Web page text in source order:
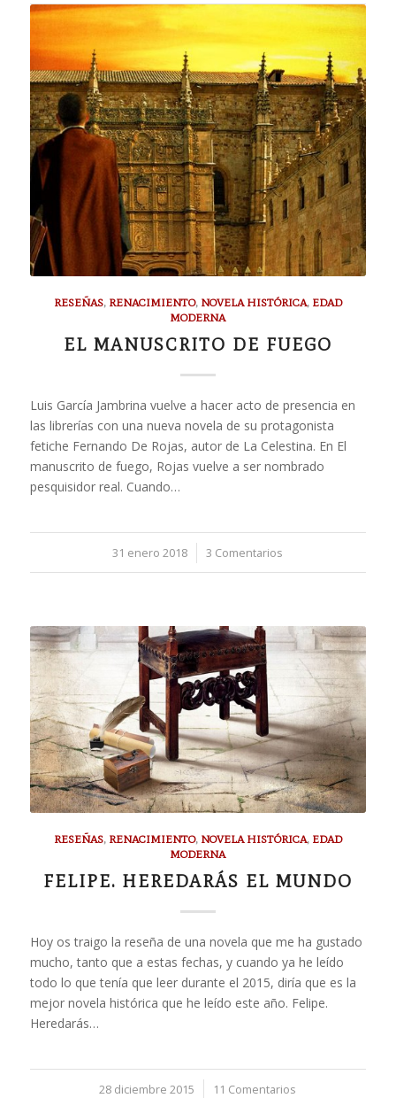
RESEÑAS, RENACIMIENTO, NOVELA HISTÓRICA, EDAD
MODERNA
EL MANUSCRITO DE FUEGO
Luis García Jambrina vuelve a hacer acto de presencia en
las librerías con una nueva novela de su protagonista
fetiche Fernando De Rojas, autor de La Celestina. En El
manuscrito de fuego, Rojas vuelve a ser nombrado
pesquisidor real. Cuando…
31 enero 2018
/ 3 Comentarios
RESEÑAS, RENACIMIENTO, NOVELA HISTÓRICA, EDAD
MODERNA
FELIPE. HEREDARÁS EL MUNDO
Hoy os traigo la reseña de una novela que me ha gustado
mucho, tanto que a estas fechas, y cuando ya he leído
todo lo que tenía que leer durante el 2015, diría que es la
mejor novela histórica que he leído este año. Felipe.
Heredarás…
28 diciembre 2015
/ 11 Comentarios